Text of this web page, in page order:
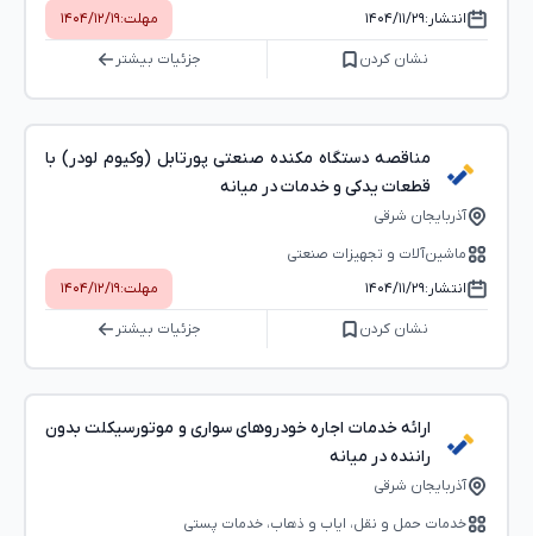
نیروی انسانی و خدمات عمومی
انتشار:۱۴۰۴/۱۱/۲۹ مهلت:۱۴۰۴/۱۲/۱۹
نشان کردن جزئیات بیشتر
مناقصه دستگاه مکنده صنعتی پورتابل (وکیوم لودر) با
قطعات یدکی و خدمات در میانه
آذربایجان شرقی
ماشین‌آلات و تجهیزات صنعتی
انتشار:۱۴۰۴/۱۱/۲۹ مهلت:۱۴۰۴/۱۲/۱۹
نشان کردن جزئیات بیشتر
ارائه خدمات اجاره خودروهای سواری و موتورسیکلت بدون
راننده در میانه
آذربایجان شرقی
خدمات حمل و نقل، ایاب و ذهاب، خدمات پستی